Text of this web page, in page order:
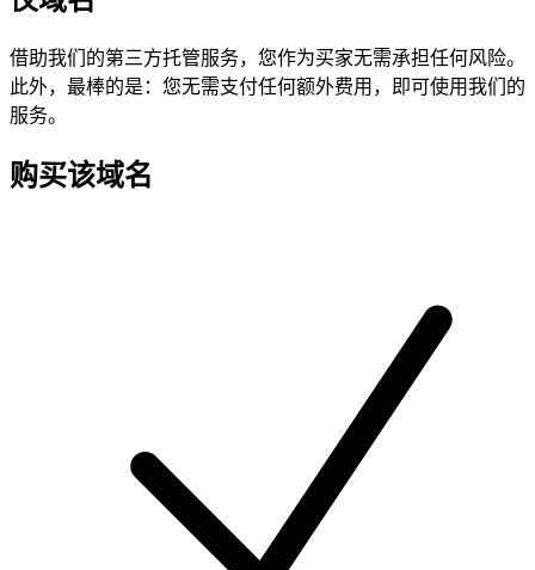
借助我们的第三方托管服务，您作为买家无需承担任何风险。
此外，最棒的是：您无需支付任何额外费用，即可使用我们的
服务。
购买该域名